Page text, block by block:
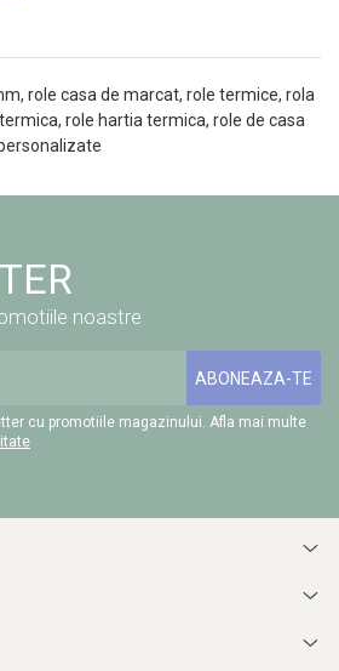
role casa de marcat, role termice, rola
role hartia termica, role de casa
noastre
cu promotiile magazinului. Afla mai multe